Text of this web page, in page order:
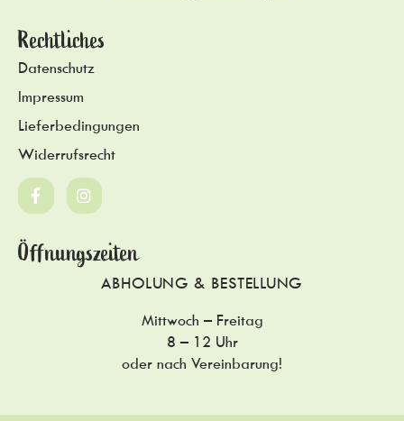
Rechtliches
Datenschutz
Impressum
Lieferbedingungen
Widerrufsrecht
Öffnungszeiten
ABHOLUNG & BESTELLUNG
Mittwoch – Freitag
8 – 12 Uhr
oder nach Vereinbarung!